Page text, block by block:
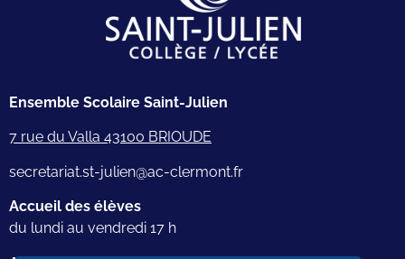
Ensemble Scolaire Saint-Julien
7 rue du Valla 43100 BRIOUDE
secretariat.st-julien@ac-clermont.fr
Accueil des élèves
du lundi au vendredi 17 h